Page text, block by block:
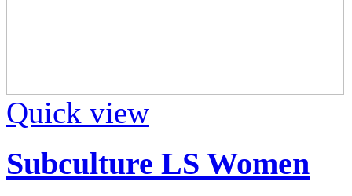
Quick view
Subculture LS Women